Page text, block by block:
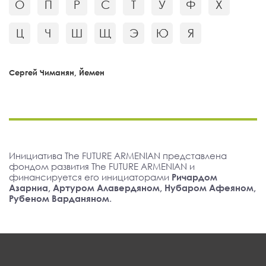
О П Р С Т У Ф Х
Ц Ч Ш Щ Э Ю Я
Сергей Чиманян, Йемен
Инициатива The FUTURE ARMENIAN представлена
фондом развития The FUTURE ARMENIAN и
финансируется его инициаторами Ричардом
Азарниа, Артуром Алавердяном, Нубаром Афеяном,
Рубеном Варданяном.